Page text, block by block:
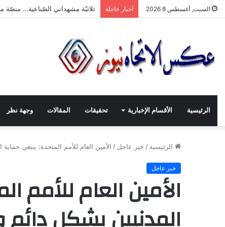
السبت, أغسطس 8 2026 أخبار عاجلة “ثلاثيّة مشهداني الصّناعيّة” تنطلق
الرئيسية الأقسام الإخبارية تحقيقات المقالات وجهة نظر
الرئيسية / خبر عاجل / الأمين العام للأمم المتحدة: ينبغي
خبر عاجل
الأمين العام للأمم